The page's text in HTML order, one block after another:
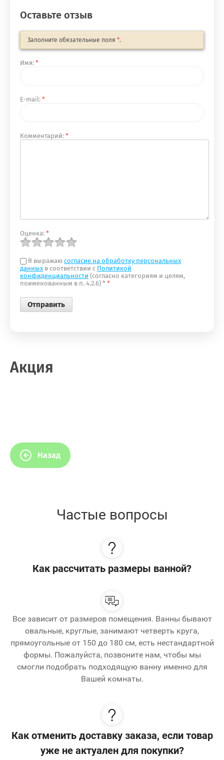
Оставьте отзыв
Заполните обязательные поля *.
Имя: *
E-mail: *
Комментарий: *
Оценка: *
Я выражаю согласие на обработку персональных
данных в соответствии с Политикой
конфиденциальности (согласно категориям и целям,
поименованным в п. 4.2.6) * *
Акция
Назад
Частые вопросы
Как рассчитать размеры ванной?
Все зависит от размеров помещения. Ванны бывают
овальные, круглые, занимают четверть круга,
прямоугольные от 150 до 180 см, есть нестандартной
формы. Пожалуйста, позвоните нам, чтобы мы
смогли подобрать подходящую ванну именно для
Вашей комнаты.
Как отменить доставку заказа, если товар
уже не актуален для покупки?